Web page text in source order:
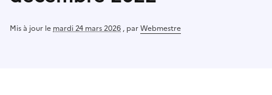
Mis à jour le mardi 24 mars 2026 , parWebmestre